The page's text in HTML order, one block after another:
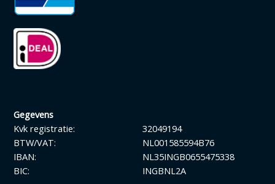
Gegevens
Kvk registratie:
BTW/VAT:
IBAN:
BIC:
32049194
NL001585594B76
NL35INGB0655475338
INGBNL2A